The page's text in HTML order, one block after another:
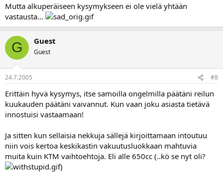
Mutta alkuperäiseen kysymykseen ei ole vielä yhtään
vastausta...
G Guest
Guest
24.7.2005 #8
Erittäin hyvä kysymys, itse samoilla ongelmilla päätäni reilun
kuukauden päätäni vaivannut. Kun vaan joku asiasta tietävä
innostuisi vastaamaan!
Ja sitten kun sellaisia nekkuja sällejä kirjoittamaan intoutuu
niin vois kertoa keskikastin vakuutusluokkaan mahtuvia
muita kuin KTM vaihtoehtoja. Eli alle 650cc (..kö se nyt oli?
)